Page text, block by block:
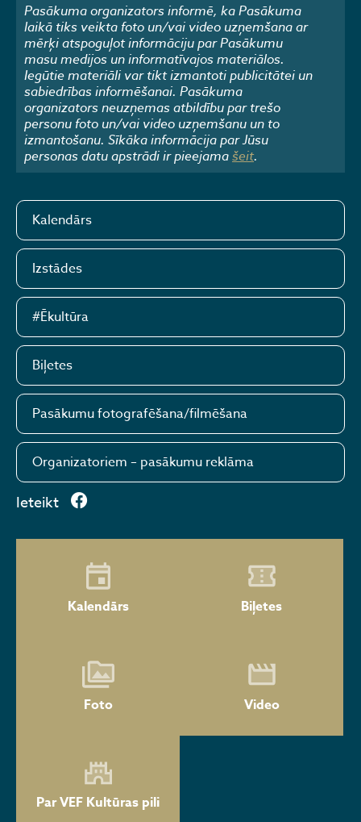
Pasākuma organizators informē, ka Pasākuma
laikā tiks veikta foto un/vai video uzņemšana ar
mērķi atspoguļot informāciju par Pasākumu
masu medijos un informatīvajos materiālos.
Iegūtie materiāli var tikt izmantoti publicitātei un
sabiedrības informēšanai. Pasākuma
organizators neuzņemas atbildību par trešo
personu foto un/vai video uzņemšanu un to
izmantošanu. Sīkāka informācija par Jūsu
personas datu apstrādi ir pieejamašeit.
Kalendārs
Izstādes
#Ēkultūra
Biļetes
Pasākumu fotografēšana/filmēšana
Organizatoriem – pasākumu reklāma
Ieteikt
Kalendārs Biļetes
Foto Video
Par VEF Kultūras pili